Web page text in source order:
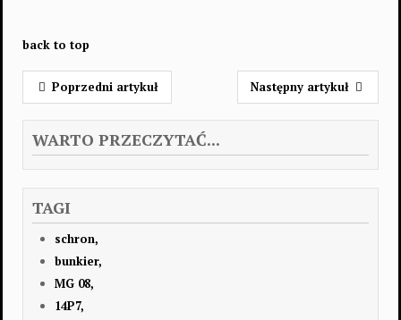
back to top
Poprzedni artykuł Następny artykuł
WARTO PRZECZYTAĆ...
TAGI
schron,
bunkier,
MG 08,
14P7,